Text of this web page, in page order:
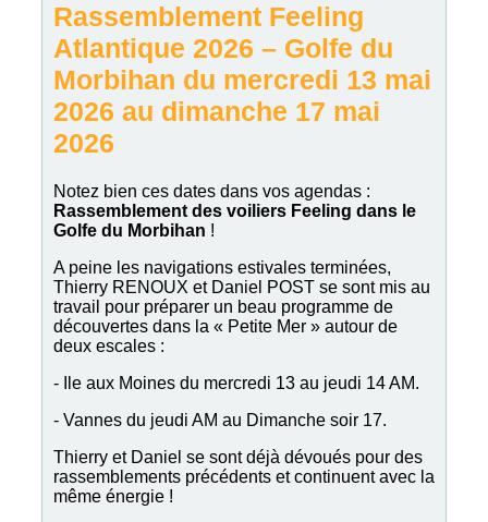
Rassemblement Feeling
Atlantique 2026 – Golfe du
Morbihan du mercredi 13 mai
2026 au dimanche 17 mai
2026
Notez bien ces dates dans vos agendas :
Rassemblement des voiliers Feeling dans le
Golfe du Morbihan !
A peine les navigations estivales terminées,
Thierry RENOUX et Daniel POST se sont mis au
travail pour préparer un beau programme de
découvertes dans la « Petite Mer » autour de
deux escales :
- Ile aux Moines du mercredi 13 au jeudi 14 AM.
- Vannes du jeudi AM au Dimanche soir 17.
Thierry et Daniel se sont déjà dévoués pour des
rassemblements précédents et continuent avec la
même énergie !